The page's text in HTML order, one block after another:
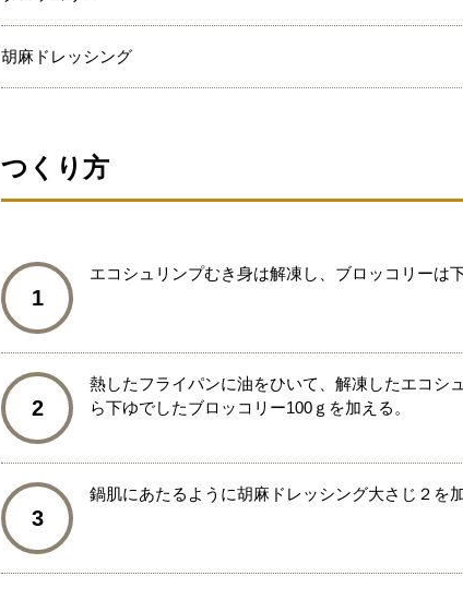
胡麻ドレッシング
つくり方
1
エコシュリンプむき身は解凍し、ブロッコリーは
2
熱したフライパンに油をひいて、解凍したエコシ
ら下ゆでしたブロッコリー100ｇを加える。
3
鍋肌にあたるように胡麻ドレッシング大さじ２を